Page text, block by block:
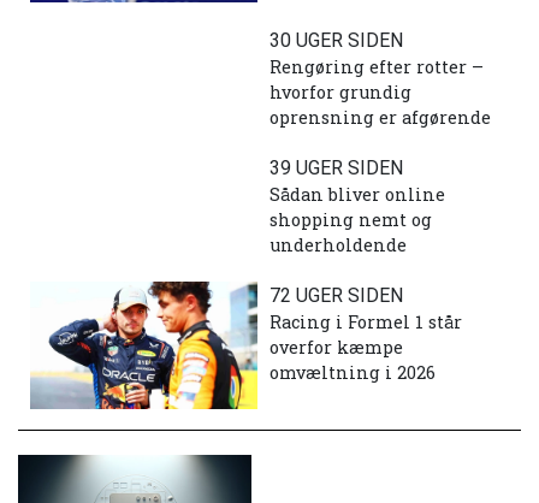
30 UGER SIDEN
Rengøring efter rotter –
hvorfor grundig
oprensning er afgørende
39 UGER SIDEN
Sådan bliver online
shopping nemt og
underholdende
72 UGER SIDEN
Racing i Formel 1 står
overfor kæmpe
omvæltning i 2026